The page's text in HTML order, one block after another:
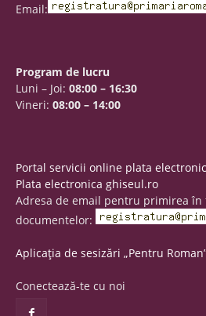
Email:
Program de lucru
Luni – Joi: 08:00 – 16:30
Vineri: 08:00 – 14:00
Portal servicii online plata
Plata electronica ghiseul.ro
Adresa de email pentru primirea în
documentelor:
Aplicația de sesizări „Pentru
Conectează-te cu noi